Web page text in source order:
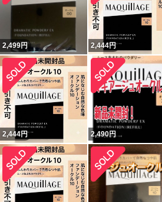
2,499円 2,444円
2,444円 2,490円